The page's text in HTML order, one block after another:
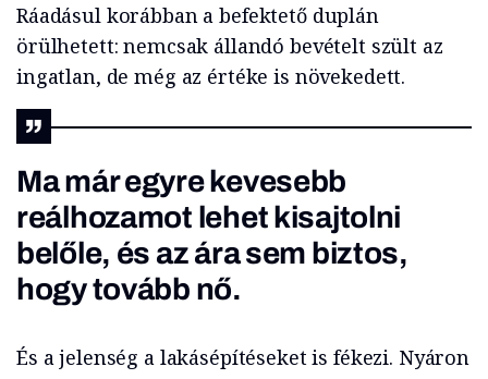
Ráadásul korábban a befektető duplán
örülhetett: nemcsak állandó bevételt szült az
ingatlan, de még az értéke is növekedett.
Ma már egyre kevesebb
reálhozamot lehet kisajtolni
belőle, és az ára sem biztos,
hogy tovább nő.
És a jelenség a lakásépítéseket is fékezi. Nyáron